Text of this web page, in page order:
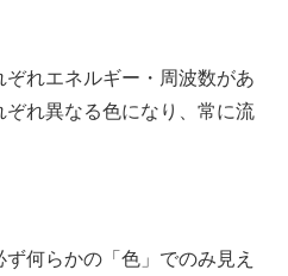
れエネルギー・周波数があ
ぞれ異なる色になり、常に流
ず何らかの「色」でのみ見え